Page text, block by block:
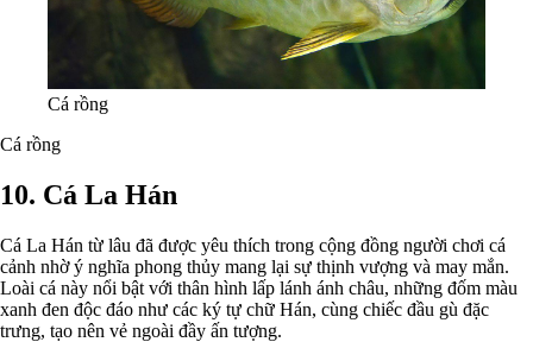
Cá rồng
Cá rồng
10. Cá La Hán
Cá La Hán từ lâu đã được yêu thích trong cộng đồng người chơi cá
cảnh nhờ ý nghĩa phong thủy mang lại sự thịnh vượng và may mắn.
Loài cá này nổi bật với thân hình lấp lánh ánh châu, những đốm màu
xanh đen độc đáo như các ký tự chữ Hán, cùng chiếc đầu gù đặc
trưng, tạo nên vẻ ngoài đầy ấn tượng.